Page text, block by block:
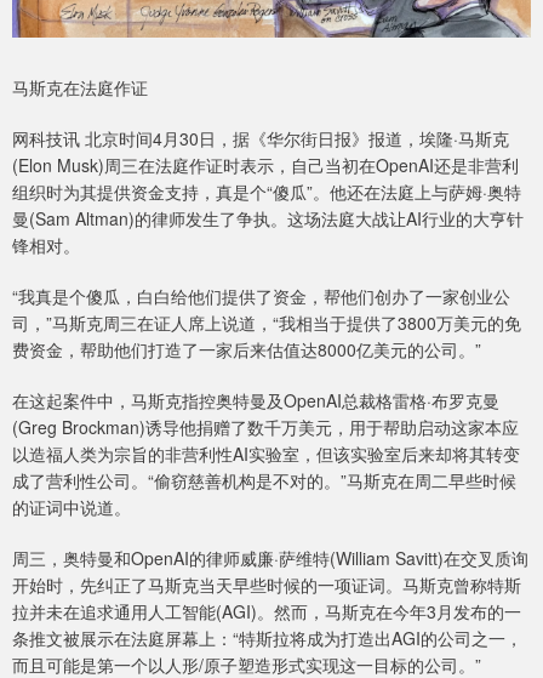
马斯克在法庭作证
网科技讯 北京时间4月30日，据《华尔街日报》报道，埃隆·马斯克
(Elon Musk)周三在法庭作证时表示，自己当初在OpenAI还是非营利
组织时为其提供资金支持，真是个“傻瓜”。他还在法庭上与萨姆·奥特
曼(Sam Altman)的律师发生了争执。这场法庭大战让AI行业的大亨针
锋相对。
“我真是个傻瓜，白白给他们提供了资金，帮他们创办了一家创业公
司，”马斯克周三在证人席上说道，“我相当于提供了3800万美元的免
费资金，帮助他们打造了一家后来估值达8000亿美元的公司。”
在这起案件中，马斯克指控奥特曼及OpenAI总裁格雷格·布罗克曼
(Greg Brockman)诱导他捐赠了数千万美元，用于帮助启动这家本应
以造福人类为宗旨的非营利性AI实验室，但该实验室后来却将其转变
成了营利性公司。“偷窃慈善机构是不对的。”马斯克在周二早些时候
的证词中说道。
周三，奥特曼和OpenAI的律师威廉·萨维特(William Savitt)在交叉质询
开始时，先纠正了马斯克当天早些时候的一项证词。马斯克曾称特斯
拉并未在追求通用人工智能(AGI)。然而，马斯克在今年3月发布的一
条推文被展示在法庭屏幕上：“特斯拉将成为打造出AGI的公司之一，
而且可能是第一个以人形/原子塑造形式实现这一目标的公司。”